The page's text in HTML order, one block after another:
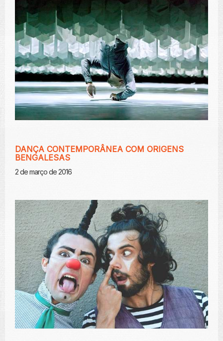
DANÇA CONTEMPORÂNEA COM ORIGENS
BENGALESAS
2 de março de 2016